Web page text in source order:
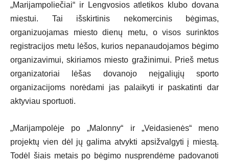
„Marijampoliečiai“ ir Lengvosios atletikos klubo dovana
miestui. Tai išskirtinis nekomercinis bėgimas,
organizuojamas miesto dienų metu, o visos surinktos
registracijos metu lėšos, kurios nepanaudojamos bėgimo
organizavimui, skiriamos miesto gražinimui. Prieš metus
organizatoriai lėšas dovanojo neįgaliųjų sporto
organizacijoms norėdami jas palaikyti ir paskatinti dar
aktyviau sportuoti.
„Marijampolėje po „Malonny“ ir „Veidasienės“ meno
projektų vien dėl jų galima atvykti apsižvalgyti į miestą.
Todėl šiais metais po bėgimo nusprendėme padovanoti